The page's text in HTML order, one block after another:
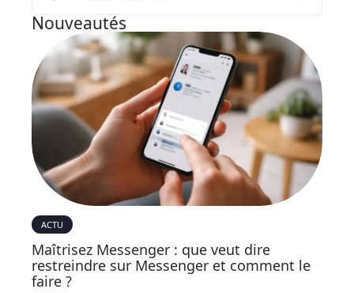
Nouveautés
ACTU
Maîtrisez Messenger : que veut dire
restreindre sur Messenger et comment le
faire ?